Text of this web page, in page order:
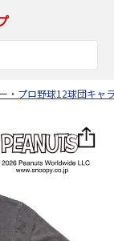
・プロ野球12球団キャ